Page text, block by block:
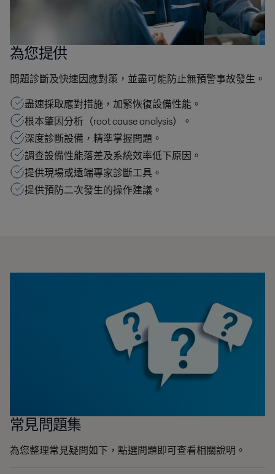
為您提供
問題診斷及快速因應對策，並盡可能防止無預警事故發生。
盡速採取應對措施，加緊恢復設備性能。
根本肇因分析（root cause analysis）。
深度診斷設備，精準掌握問題。
調查設備性能落差及系統效率低下原因。
提供現場或遠端專家診斷工具。
提供預防二次發生的操作建議。
常見問題集
為您整理常見疑問如下，點選問題即可查看相關說明。